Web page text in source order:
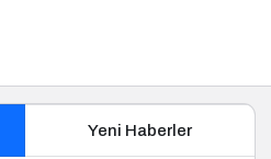
Yeni Haberler